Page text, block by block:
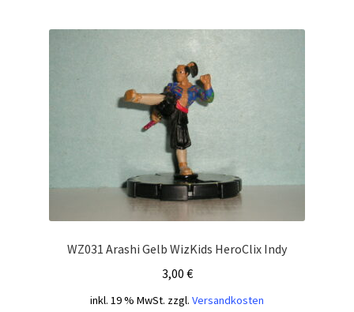
WZ031 Arashi Gelb WizKids HeroClix Indy
3,00 €
inkl. 19 % MwSt. zzgl. Versandkosten